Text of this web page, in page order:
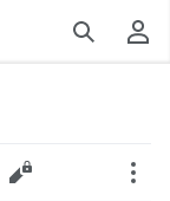
Найти Пользовательское меню
Править Ещё